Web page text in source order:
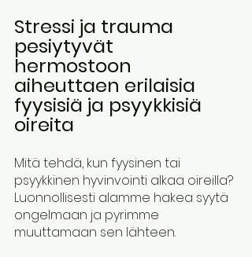
Stressi ja trauma
pesiytyvät
hermostoon
aiheuttaen erilaisia
fyysisiä ja psyykkisiä
oireita
Mitä tehdä, kun fyysinen tai
psyykkinen hyvinvointi alkaa oireilla?
Luonnollisesti alamme hakea syytä
ongelmaan ja pyrimme
muuttamaan sen lähteen.